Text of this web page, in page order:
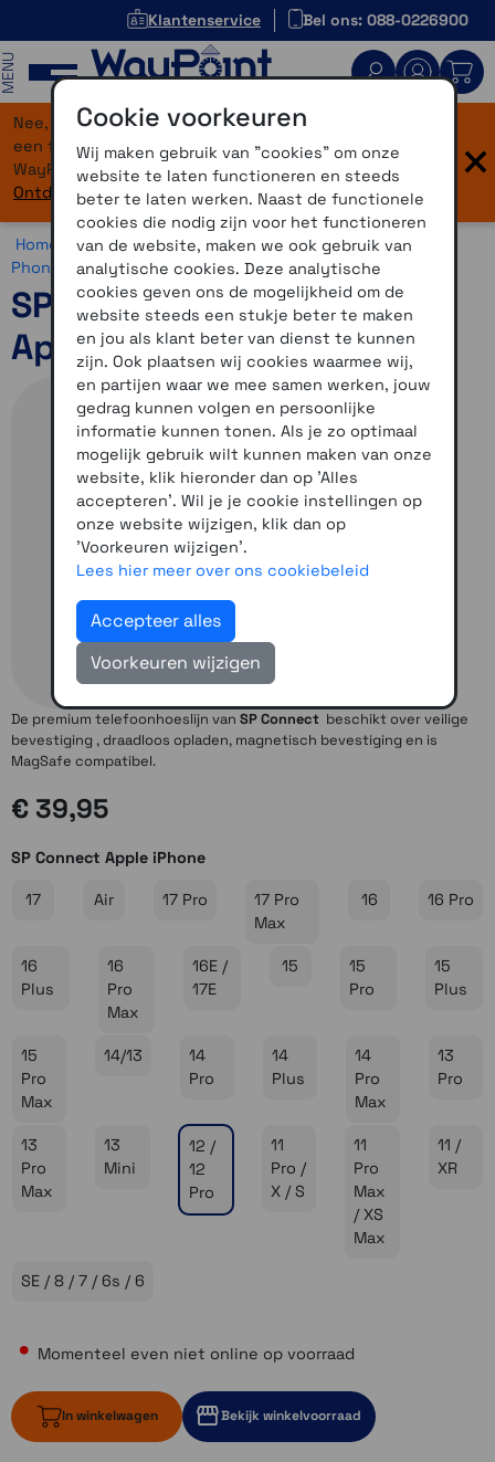
Klantenservice Bel ons: 088-0226900
Nee, je bent niet verdwaald! Onze website heeft
een flinke upgrade gekregen. Dezelfde vertrouwde
WayPoint-service, maar dan in een modern jasje.
Ontdek hier wat er allemaal nieuw is.
×
Home >Motor >Smartphone > SP Connect >SP Connect
Phone Case >SP Connect Phone Case Apple
SP Connect Phone Case
Apple iPhone 12 / 12 Pro
De premium telefoonhoeslijn van SP Connect beschikt over veilige
bevestiging , draadloos opladen, magnetisch bevestiging en is
MagSafe compatibel.
€ 39,95
SP Connect Apple iPhone
17 Air 17 Pro
17 Pro
Max
16 16 Pro
16
Plus
16
Pro
Max
16E /
17E
15
15
Pro
15
Plus
15
Pro
Max
14/13
14
Pro
14
Plus
14
Pro
Max
13
Pro
13
Pro
Max
13
Mini
12 /
12
Pro
11
Pro /
X / S
11
Pro
Max
/ XS
Max
11 /
XR
SE / 8 / 7 / 6s / 6
Momenteel even niet online op voorraad
In winkelwagen Bekijk winkelvoorraad
Cookie voorkeuren
Wij maken gebruik van "cookies" om onze
website te laten functioneren en steeds
beter te laten werken. Naast de functionele
cookies die nodig zijn voor het functioneren
van de website, maken we ook gebruik van
analytische cookies. Deze analytische
cookies geven ons de mogelijkheid om de
website steeds een stukje beter te maken
en jou als klant beter van dienst te kunnen
zijn. Ook plaatsen wij cookies waarmee wij,
en partijen waar we mee samen werken, jouw
gedrag kunnen volgen en persoonlijke
informatie kunnen tonen. Als je zo optimaal
mogelijk gebruik wilt kunnen maken van onze
website, klik hieronder dan op 'Alles
accepteren'. Wil je je cookie instellingen op
onze website wijzigen, klik dan op
'Voorkeuren wijzigen'.
Lees hier meer over ons cookiebeleid
Accepteer alles
Voorkeuren wijzigen